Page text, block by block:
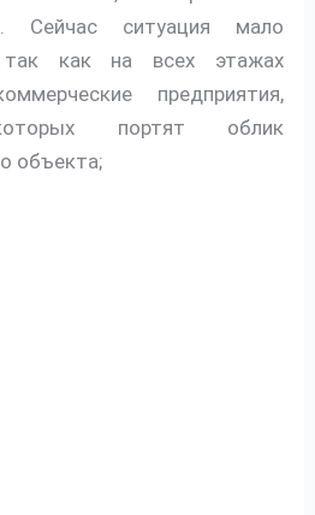
Сейчас ситуация мало
так как на всех этажах
предприятия,
портят облик
объекта;